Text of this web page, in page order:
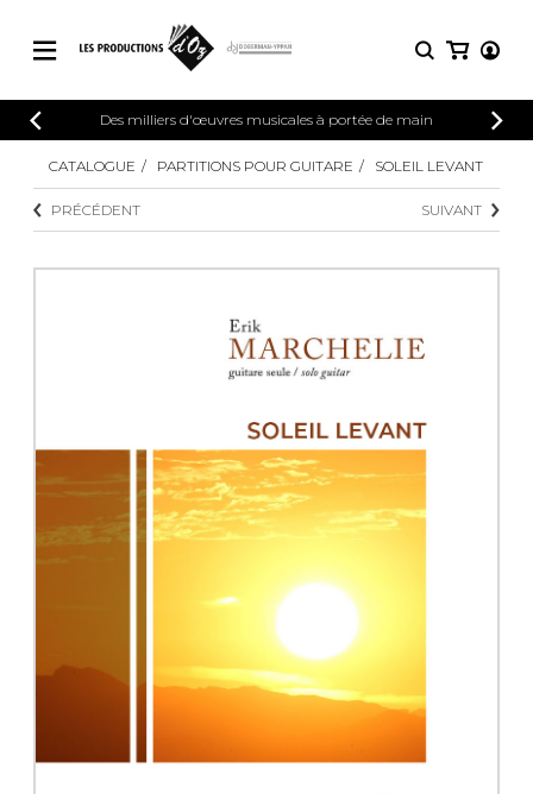
CATALOGUE
Explorez notre catalogue de partitions
riche en œuvres originales et en
arrangements de qualité.
PARTITIONS POUR GUITARE
PARTITIONS POUR AUTRES
PARTITIONS POUR ENSEMBLES
CONNEXION
INSCRIPTION
Des milliers d'œuvres musicales à portée de main
PARTITIONS
Méthodes
4 guitares
5 guitares et plus
Orchestre de guitares
Concerto pour
Guitare et un autre
Musique de chambre
CATALOGUE PARTITIONS POUR GUITARE SOLEIL LEVANT
PRÉCÉDENT SUIVANT